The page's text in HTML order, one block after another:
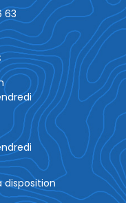
63
disposition